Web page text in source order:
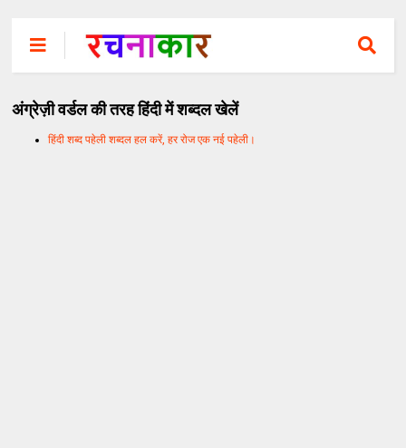
अंग्रेज़ी वर्डल की तरह हिंदी में शब्दल खेलें
हिंदी शब्द पहेली शब्दल हल करें, हर रोज एक नई पहेली।